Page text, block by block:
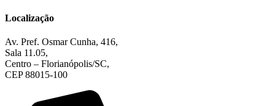
Localização
Av. Pref. Osmar Cunha, 416,
Sala 11.05,
Centro – Florianópolis/SC,
CEP 88015-100